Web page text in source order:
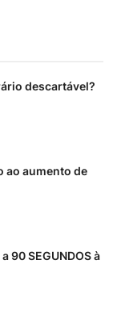
descartável?
ao aumento de
90 SEGUNDOS à